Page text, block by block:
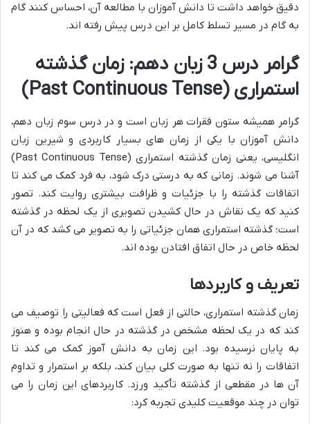
دقیق خواهد داشت تا دانش آموزان با مطالعه آن، احساس کنند گام
به گام در مسیر تسلط کامل بر این درس پیش رفته اند.
گرامر درس 3 زبان دهم: زمان گذشته
استمراری (Past Continuous Tense)
گرامر همیشه ستون فقرات هر زبان است و در درس سوم زبان دهم،
دانش آموزان با یکی از زمان های بسیار کاربردی و شیرین زبان
انگلیسی، یعنی زمان گذشته استمراری (Past Continuous Tense)
آشنا می شوند. زمانی که به درستی درک شود، به فرد کمک می کند تا
اتفاقات گذشته را با جزئیات و ظرافت بیشتری روایت کند. تصور
کنید که یک نقاش در حال کشیدن تصویری از یک لحظه در گذشته
است؛ گذشته استمراری همان جزئیاتی را به تصویر می کشد که در آن
لحظه خاص در حال اتفاق افتادن بوده اند.
تعریف و کاربردها
زمان گذشته استمراری، حالتی از فعل است که فعالیتی را توصیف می
کند که در یک لحظه مشخص در گذشته در حال انجام بوده و هنوز
به پایان نرسیده بود. این زمان به دانش آموز کمک می کند تا
اتفاقات را نه تنها به صورت کلی بیان کند، بلکه بر استمرار و تداوم
آن ها در مقطعی از گذشته تأکید ورزد. کاربردهای این زمان را می
توان در چند موقعیت کلیدی تجربه کرد: